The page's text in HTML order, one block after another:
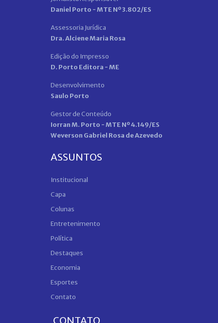
Daniel Porto - MTE Nº 3.802/ES
Assessoria Jurídica
Dra. Alciene Maria Rosa
Edição do Impresso
D. Porto Editora - ME
Desenvolvimento
Saulo Porto
Gestor de Conteúdo
Iorran M. Porto - MTE Nº 4.149/ES
Weverson Gabriel Rosa de Azevedo
ASSUNTOS
Institucional
Capa
Colunas
Entretenimento
Política
Destaques
Economia
Esportes
Contato
CONTATO